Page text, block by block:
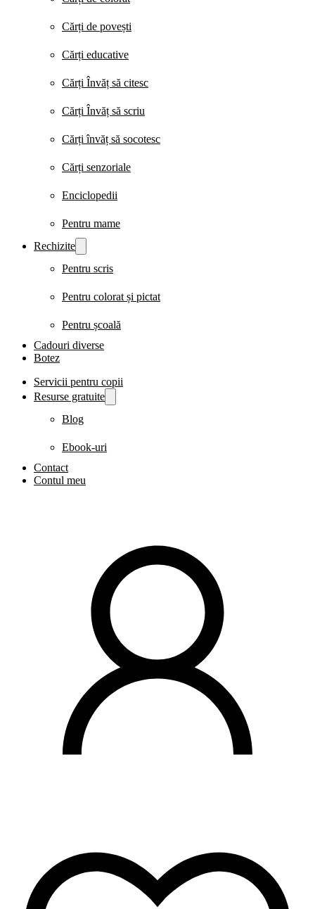
Cărți de povești
Cărți educative
Cărți Învăț să citesc
Cărți Învăț să scriu
Cărți învăț să socotesc
Cărți senzoriale
Enciclopedii
Pentru mame
Rechizite
Pentru scris
Pentru colorat și pictat
Pentru școală
Cadouri diverse
Botez
Servicii pentru copii
Resurse gratuite
Blog
Ebook-uri
Contact
Contul meu